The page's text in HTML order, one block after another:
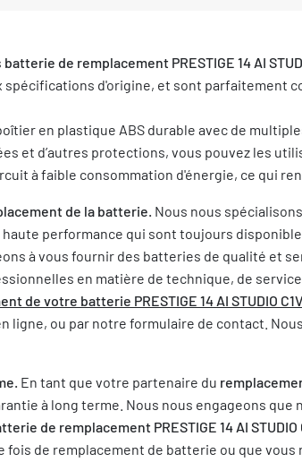
batterie de remplacement PRESTIGE 14 AI
d'origine, et sont parfaitement
en plastique ABS durable avec de
et d’autres protections, vous pouvez les
à faible consommation d'énergie, ce qui
de la batterie. Nous nous
performance qui sont toujours
à vous fournir des batteries de qualité et
en matière de technique, de
de votre batterie PRESTIGE 14 AI STUDIO
ligne, ou par notre formulaire de contact.
En tant que votre partenaire du
à long terme. Nous nous engageons
de remplacement PRESTIGE 14 AI STUDIO
fois de remplacement de batterie ou que